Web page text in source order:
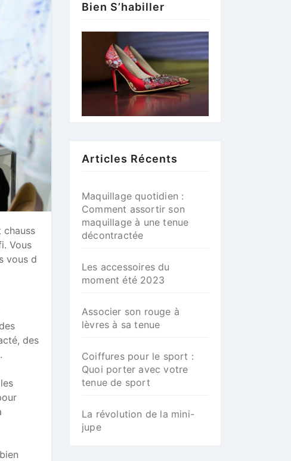
chauss
Vous
vous d
des
Bien S’habiller
Articles Récents
Maquillage quotidien :
Comment assortir son
maquillage à une tenue
décontractée
Les accessoires du
moment été 2023
Associer son rouge à
lèvres à sa tenue
Coiffures pour le sport :
Quoi porter avec votre
tenue de sport
La révolution de la mini-
jupe